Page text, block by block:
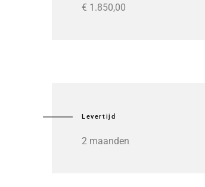
€ 1.850,00
Levertijd
2 maanden